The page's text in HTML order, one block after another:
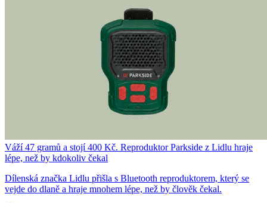
Váží 47 gramů a stojí 400 Kč. Reproduktor Parkside z Lidlu hraje
lépe, než by kdokoliv čekal
Dílenská značka Lidlu přišla s Bluetooth reproduktorem, který se
vejde do dlaně a hraje mnohem lépe, než by člověk čekal.